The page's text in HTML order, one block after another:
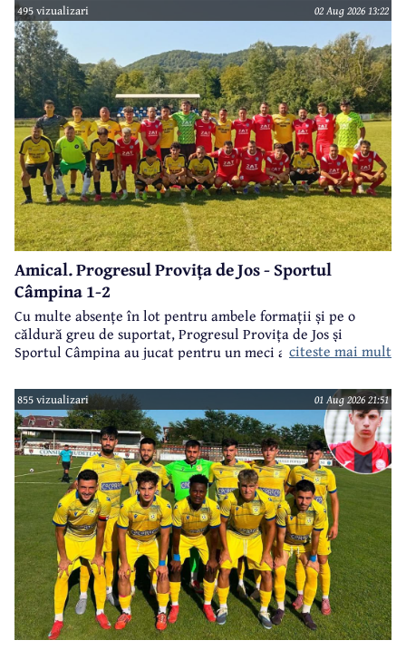
495 vizualizari 02 Aug 2026 13:22
Amical. Progresul Provița de Jos - Sportul
Câmpina 1-2
Cu multe absențe în lot pentru ambele formații și pe o
căldură greu de suportat, Progresul Provița de Jos și
Sportul Câmpina au jucat pentru un meci amical.citeste mai mult
855 vizualizari 01 Aug 2026 21:51